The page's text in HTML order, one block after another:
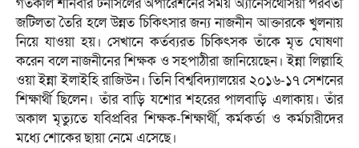
জটিলতা তৈরি হলে উন্নত চিকিৎসার জন্য নাজনীন আক্তারকে খুলনায়
নিয়ে যাওয়া হয়। সেখানে কর্তব্যরত চিকিৎসক তাঁকে মৃত ঘোষণা
করেন বলে নাজনীনের শিক্ষক ও সহপাঠীরা জানিয়েছেন। ইন্না লিল্লাহি
ওয়া ইন্না ইলাইহি রাজিউন। তিনি বিশ্ববিদ্যালয়ের ২০১৬-১৭ সেশনের
শিক্ষার্থী ছিলেন। তাঁর বাড়ি যশোর শহরের পালবাড়ি এলাকায়। তাঁর
অকাল মৃত্যুতে যবিপ্রবির শিক্ষক-শিক্ষার্থী, কর্মকর্তা ও কর্মচারীদের
মধ্যে শোকের ছায়া নেমে এসেছে।